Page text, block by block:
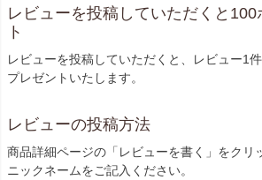
レビューを投稿していただくと
ト
レビューを投稿していただくと、レビュー1
プレゼントいたします。
レビューの投稿方法
商品詳細ページの「レビューを書く」をクリ
ニックネームをご記入ください。